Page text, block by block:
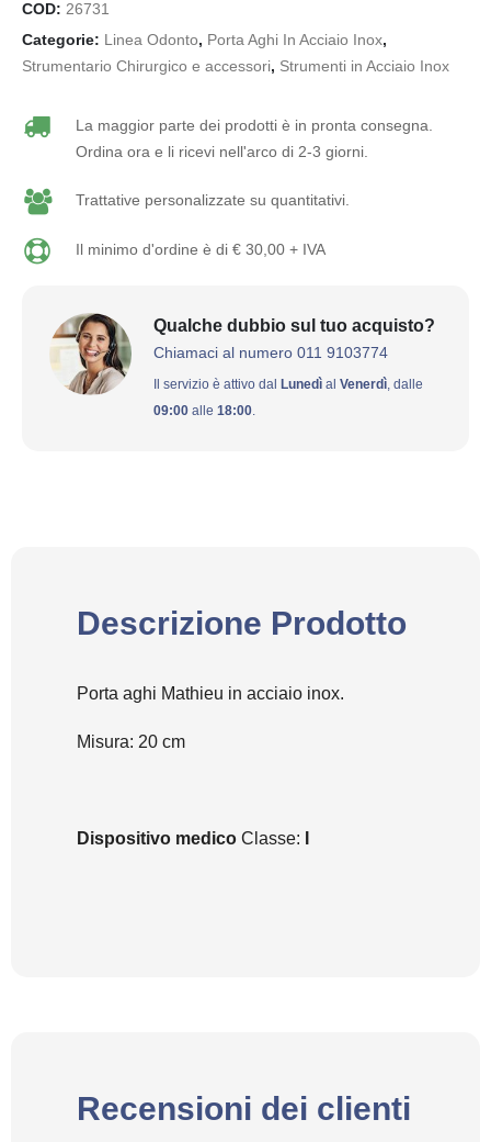
COD: 26731
Categorie: Linea Odonto, Porta Aghi In Acciaio Inox,
Strumentario Chirurgico e accessori, Strumenti in Acciaio Inox
La maggior parte dei prodotti è in pronta consegna.
Ordina ora e li ricevi nell'arco di 2-3 giorni.
Trattative personalizzate su quantitativi.
Il minimo d'ordine è di € 30,00 + IVA
Qualche dubbio sul tuo acquisto?
Chiamaci al numero 011 9103774
Il servizio è attivo dal Lunedì al Venerdì , dalle
09:00 alle 18:00
Descrizione Prodotto
Porta aghi Mathieu in acciaio inox.
Misura: 20 cm
Dispositivo medico Classe:
Recensioni dei clienti